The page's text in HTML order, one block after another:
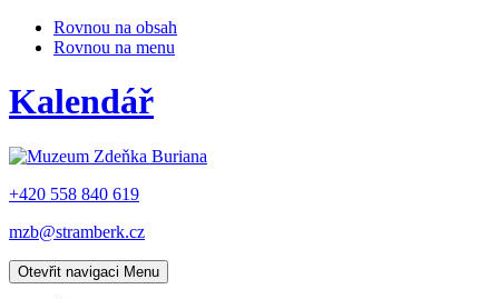
Rovnou na obsah
Rovnou na menu
Kalendář
+420 558 840 619
mzb@stramberk.cz
Otevřit navigaci Menu